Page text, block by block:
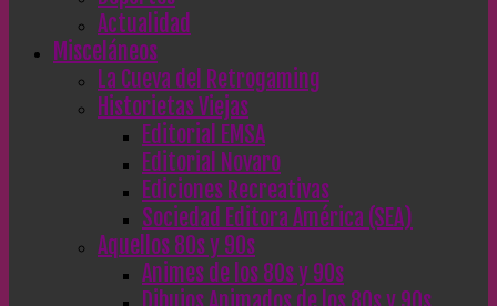
Actualidad
Misceláneos
La Cueva del Retrogaming
Historietas Viejas
Editorial EMSA
Editorial Novaro
Ediciones Recreativas
Sociedad Editora América (SEA)
Aquellos 80s y 90s
Animes de los 80s y 90s